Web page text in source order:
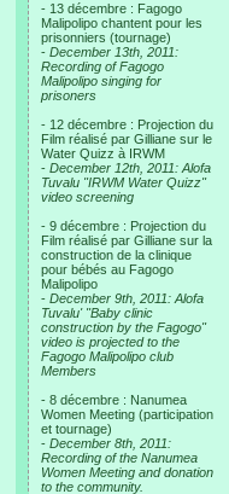
- 13 décembre : Fagogo
Malipolipo chantent pour les
prisonniers (tournage)
- December 13th, 2011:
Recording of Fagogo
Malipolipo singing for
prisoners
- 12 décembre : Projection du
Film réalisé par Gilliane sur le
Water Quizz à IRWM
- December 12th, 2011: Alofa
Tuvalu "IRWM Water Quizz"
video screening
- 9 décembre : Projection du
Film réalisé par Gilliane sur la
construction de la clinique
pour bébés au Fagogo
Malipolipo
- December 9th, 2011: Alofa
Tuvalu' "Baby clinic
construction by the Fagogo"
video is projected to the
Fagogo Malipolipo club
Members
- 8 décembre : Nanumea
Women Meeting (participation
et tournage)
- December 8th, 2011:
Recording of the Nanumea
Women Meeting and donation
to the community.